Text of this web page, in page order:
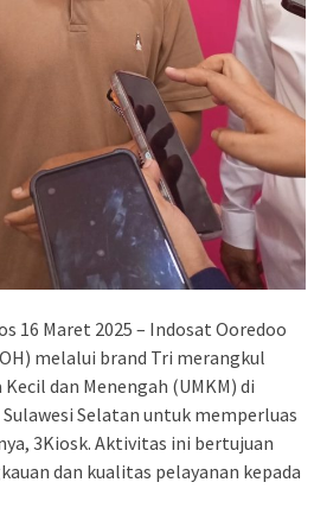
16 Maret 2025 – Indosat Ooredoo
melalui brand Tri merangkul
dan Menengah (UMKM) di
Selatan untuk memperluas
3Kiosk. Aktivitas ini bertujuan
dan kualitas pelayanan kepada